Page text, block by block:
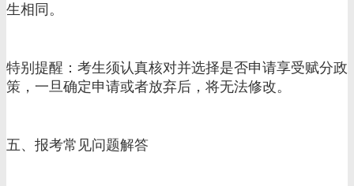
生相同。
特别提醒：考生须认真核对并选择是否申请享受赋分政
策，一旦确定申请或者放弃后，将无法修改。
五、报考常见问题解答